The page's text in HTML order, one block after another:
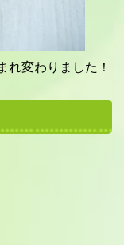
れ変わりました！